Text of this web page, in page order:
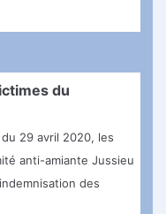
du
29 avril 2020, les
anti-amiante Jussieu
des